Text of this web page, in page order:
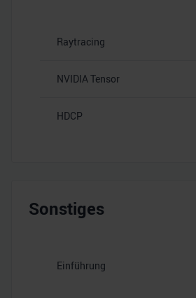
Raytracing
NVIDIA Tensor
HDCP
Sonstiges
Einführung